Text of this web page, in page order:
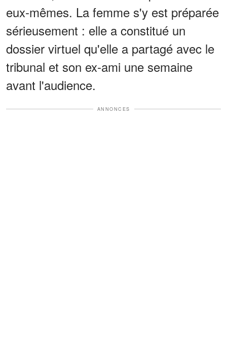
eux-mêmes. La femme s'y est préparée
sérieusement : elle a constitué un
dossier virtuel qu'elle a partagé avec le
tribunal et son ex-ami une semaine
avant l'audience.
ANNONCES